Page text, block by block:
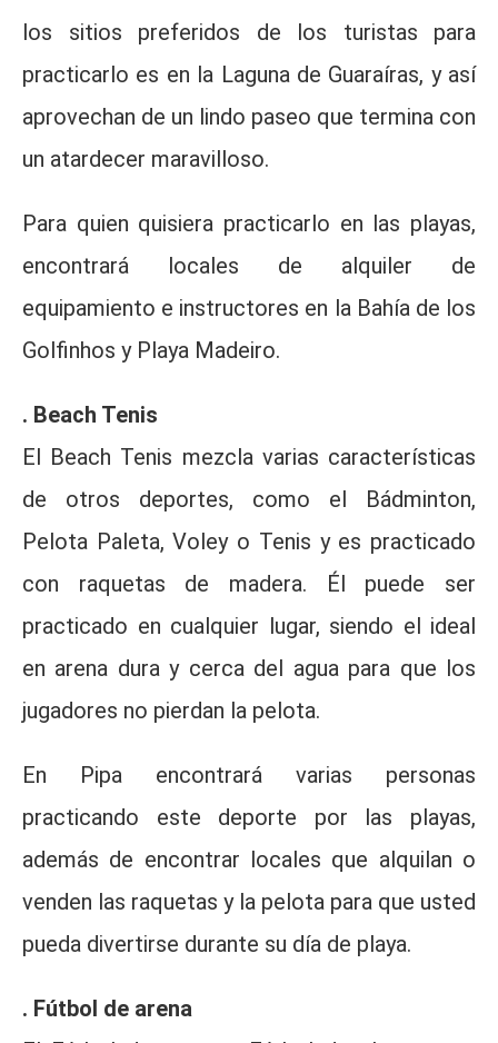
los sitios preferidos de los turistas para
practicarlo es en la Laguna de Guaraíras, y así
aprovechan de un lindo paseo que termina con
un atardecer maravilloso.
Para quien quisiera practicarlo en las playas,
encontrará locales de alquiler de
equipamiento e instructores en la Bahía de los
Golfinhos y Playa Madeiro.
. Beach Tenis
El Beach Tenis mezcla varias características
de otros deportes, como el Bádminton,
Pelota Paleta, Voley o Tenis y es practicado
con raquetas de madera. Él puede ser
practicado en cualquier lugar, siendo el ideal
en arena dura y cerca del agua para que los
jugadores no pierdan la pelota.
En Pipa encontrará varias personas
practicando este deporte por las playas,
además de encontrar locales que alquilan o
venden las raquetas y la pelota para que usted
pueda divertirse durante su día de playa.
. Fútbol de arena